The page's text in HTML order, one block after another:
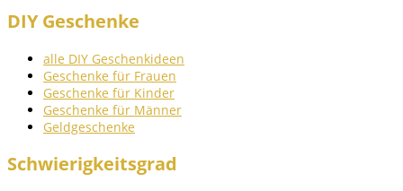
DIY Geschenke
alle DIY Geschenkideen
Geschenke für Frauen
Geschenke für Kinder
Geschenke für Männer
Geldgeschenke
Schwierigkeitsgrad